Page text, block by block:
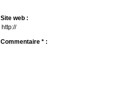
Site web :
Commentaire * :